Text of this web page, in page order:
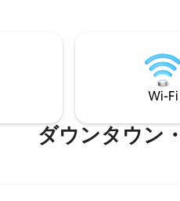
高めるた
インドが
ビ。ポー
Wi-Fi
ダウンタウン